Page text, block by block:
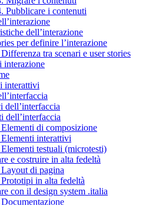
Pubblicare i contenuti
dell’interazione
per definire l’interazione
tra scenari e user stories
interazione
interattivi
dell’interfaccia
dell’interfaccia
di composizione
interattivi
testuali (microtesti)
e costruire in alta fedeltà
di pagina
in alta fedeltà
con il design system .italia